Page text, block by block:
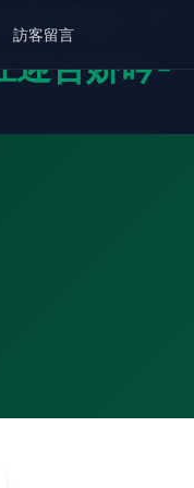
视频-成
迎合娇吟-
訪客留言